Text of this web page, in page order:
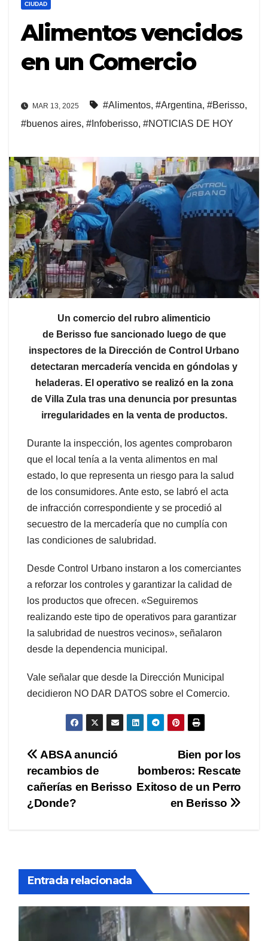
CIUDAD
Alimentos vencidos
en un Comercio
MAR 13, 2025 #Alimentos, #Argentina, #Berisso,
#buenos aires, #Infoberisso, #NOTICIAS DE HOY
Un comercio del rubro alimenticio
de Berisso fue sancionado luego de que
inspectores de la Dirección de Control Urbano
detectaran mercadería vencida en góndolas y
heladeras. El operativo se realizó en la zona
de Villa Zula tras una denuncia por presuntas
irregularidades en la venta de productos.
Durante la inspección, los agentes comprobaron
que el local tenía a la venta alimentos en mal
estado, lo que representa un riesgo para la salud
de los consumidores. Ante esto, se labró el acta
de infracción correspondiente y se procedió al
secuestro de la mercadería que no cumplía con
las condiciones de salubridad.
Desde Control Urbano instaron a los comerciantes
a reforzar los controles y garantizar la calidad de
los productos que ofrecen. «Seguiremos
realizando este tipo de operativos para garantizar
la salubridad de nuestros vecinos», señalaron
desde la dependencia municipal.
Vale señalar que desde la Dirección Municipal
decidieron NO DAR DATOS sobre el Comercio.
Navegación
de
entradas
Bien por los
bomberos: Rescate
Exitoso de un Perro
en Berisso
ABSA anunció
recambios de
cañerías en Berisso
¿Donde?
Entrada relacionada